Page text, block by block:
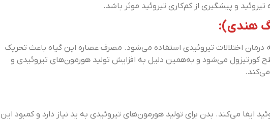
و پیشگیری از کم‌کاری تیروئید موثر باشد.
هندی):
به درمان اختلالات تیروئیدی استفاده می‌شود. مصرف عصاره این گیاه باعث تحریک
می‌شود و به‌همین دلیل به افزایش تولید هورمون‌های تیروئیدی و
می‌کند.
ایفا می‌کند. بدن برای تولید هورمون‌های تیروئیدی به ید نیاز دارد و کمبود این